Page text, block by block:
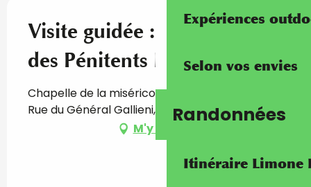
Expériences
Selon vos envies
Randonnées
Itinéraire Limone
Visite guidée : La Chapelle
des Pénitents Noirs
Chapelle de la miséricorde (pénitents noirs),
Rue du Général Gallieni, 06500 Menton
M'y rendre